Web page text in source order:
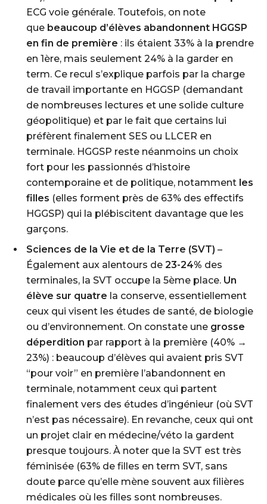
ECG voie générale. Toutefois, on note
que beaucoup d’élèves abandonnent HGGSP
en fin de première : ils étaient 33% à la prendre
en 1ère, mais seulement 24% à la garder en
term. Ce recul s’explique parfois par la charge
de travail importante en HGGSP (demandant
de nombreuses lectures et une solide culture
géopolitique) et par le fait que certains lui
préfèrent finalement SES ou LLCER en
terminale. HGGSP reste néanmoins un choix
fort pour les passionnés d’histoire
contemporaine et de politique, notamment les
filles (elles forment près de 63% des effectifs
HGGSP) qui la plébiscitent davantage que les
garçons.
Sciences de la Vie et de la Terre (SVT) –
Également aux alentours de 23-24% des
terminales, la SVT occupe la 5ème place. Un
élève sur quatre la conserve, essentiellement
ceux qui visent les études de santé, de biologie
ou d’environnement. On constate une grosse
déperdition par rapport à la première (40% →
23%) : beaucoup d’élèves qui avaient pris SVT
“pour voir” en première l’abandonnent en
terminale, notamment ceux qui partent
finalement vers des études d’ingénieur (où SVT
n’est pas nécessaire). En revanche, ceux qui ont
un projet clair en médecine/véto la gardent
presque toujours. À noter que la SVT est très
féminisée (63% de filles en term SVT, sans
doute parce qu’elle mène souvent aux filières
médicales où les filles sont nombreuses.